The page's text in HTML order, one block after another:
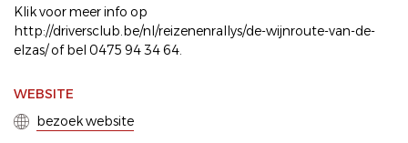
Klik voor meer info op
http://driversclub.be/nl/reizenenrallys/de-wijnroute-van-de-
elzas/ of bel 0475 94 34 64.
WEBSITE
bezoek website